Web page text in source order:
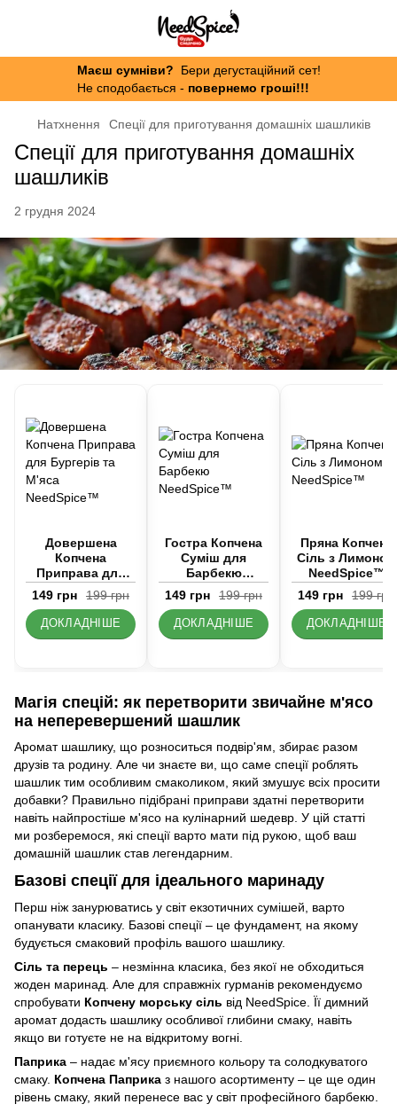
Маєш сумніви? Бери дегустаційний сет!
Не сподобається - повернемо гроші!!!
Натхнення Спеції для приготування домашніх шашликів
Спеції для приготування домашніх
шашликів
2 грудня 2024
Довершена
Копчена
Приправа для
Бургерів та
М'яса
NeedSpice™
149 грн 199 грн
ДОКЛАДНІШЕ
Гостра Копчена
Суміш для
Барбекю
NeedSpice™
149 грн 199 грн
ДОКЛАДНІШЕ
Пряна Копчена
Сіль з Лимоном
NeedSpice™
149 грн
199 грн
ДОКЛАДНІШЕ
Магія спецій: як перетворити звичайне м'ясо
на неперевершений шашлик
Аромат шашлику, що розноситься подвір'ям, збирає разом
друзів та родину. Але чи знаєте ви, що саме спеції роблять
шашлик тим особливим смаколиком, який змушує всіх просити
добавки? Правильно підібрані приправи здатні перетворити
навіть найпростіше м'ясо на кулінарний шедевр. У цій статті
ми розберемося, які спеції варто мати під рукою, щоб ваш
домашній шашлик став легендарним.
Базові спеції для ідеального маринаду
Перш ніж занурюватись у світ екзотичних сумішей, варто
опанувати класику. Базові спеції – це фундамент, на якому
будується смаковий профіль вашого шашлику.
Сіль та перець – незмінна класика, без якої не обходиться
жоден маринад. Але для справжніх гурманів рекомендуємо
спробувати Копчену морську сіль від NeedSpice. Її димний
аромат додасть шашлику особливої глибини смаку, навіть
якщо ви готуєте не на відкритому вогні.
Паприка – надає м'ясу приємного кольору та солодкуватого
смаку. Копчена Паприка з нашого асортименту – це ще один
рівень смаку, який перенесе вас у світ професійного барбекю.